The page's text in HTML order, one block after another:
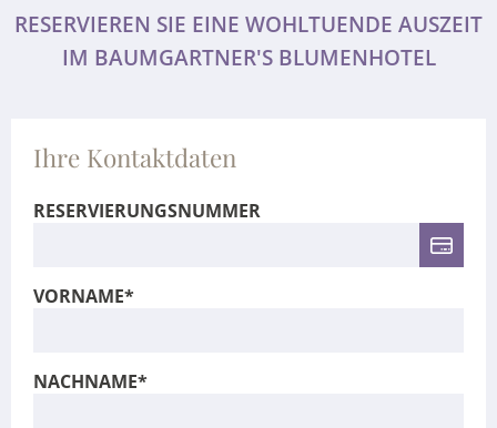
RESERVIEREN SIE EINE WOHLTUENDE AUSZEIT
IM BAUMGARTNER'S BLUMENHOTEL
Ihre Kontaktdaten
RESERVIERUNGSNUMMER
VORNAME*
NACHNAME*